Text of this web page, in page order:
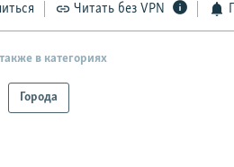
Читать без VPN
в категориях
Города